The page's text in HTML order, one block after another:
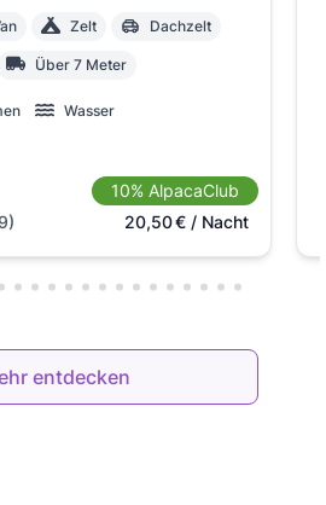
Zelt Dachzelt
Über 7 Meter
Wasser
10% AlpacaClub
20,50€/ Nacht
entdecken